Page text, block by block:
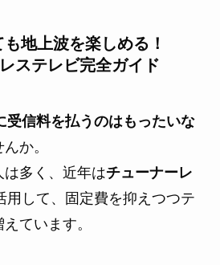
地上波を楽しめる！
ステレビ完全ガイド
受信料を払うのはもったいな
か。
は多く、近年はチューナーレ
用して、固定費を抑えつつテ
ています。